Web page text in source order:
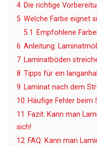
4 Die richtige
5 Welche Farbe eignet
5.1
Empfohlene
6 Anleitung:
7 Laminatböden
8 Tipps für ein
9 Laminat nach dem
10 Häufige Fehler
11
Fazit: Kann man
sich!
12 FAQ: Kann man